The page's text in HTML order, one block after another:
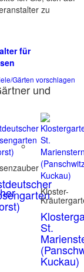
zu
für
Gärten vorschlagen
und
Kloster-
St.
Kuckau)